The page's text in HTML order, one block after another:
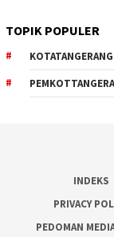
TOPIK POPULER
KOTATANGERANG
INDEKS
PRIVACY
PEDOMAN